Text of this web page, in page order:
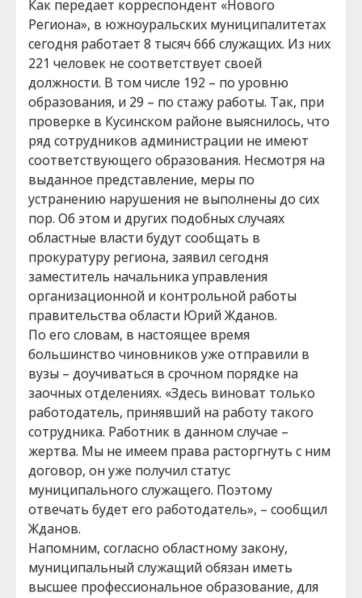
Как передает корреспондент «Нового
Региона», в южноуральских муниципалитетах
сегодня работает 8 тысяч 666 служащих. Из них
221 человек не соответствует своей
должности. В том числе 192 – по уровню
образования, и 29 – по стажу работы. Так, при
проверке в Кусинском районе выяснилось, что
ряд сотрудников администрации не имеют
соответствующего образования. Несмотря на
выданное представление, меры по
устранению нарушения не выполнены до сих
пор. Об этом и других подобных случаях
областные власти будут сообщать в
прокуратуру региона, заявил сегодня
заместитель начальника управления
организационной и контрольной работы
правительства области Юрий Жданов.
По его словам, в настоящее время
большинство чиновников уже отправили в
вузы – доучиваться в срочном порядке на
заочных отделениях. «Здесь виноват только
работодатель, принявший на работу такого
сотрудника. Работник в данном случае –
жертва. Мы не имеем права расторгнуть с ним
договор, он уже получил статус
муниципального служащего. Поэтому
отвечать будет его работодатель», – сообщил
Жданов.
Напомним, согласно областному закону,
муниципальный служащий обязан иметь
высшее профессиональное образование, для